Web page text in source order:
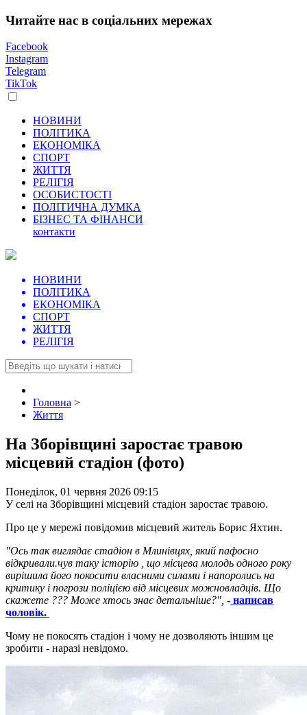
Читайте нас в соціальних мережах
Facebook
Instagram
Telegram
TikTok
НОВИНИ
ПОЛІТИКА
ЕКОНОМІКА
СПОРТ
ЖИТТЯ
РЕЛІГІЯ
ОСОБИСТОСТІ
ПОЛІТИЧНА ДУМКА
БІЗНЕС ТА ФІНАНСИ
контакти
НОВИНИ
ПОЛІТИКА
ЕКОНОМІКА
СПОРТ
ЖИТТЯ
РЕЛІГІЯ
Головна >
Життя
На Зборівщині заростає травою
місцевий стадіон (фото)
Понеділок, 01 червня 2026 09:15
У селі на Зборівщині місцевий стадіон заростає травою.
Про це у мережі повідомив місцевий житель Борис Яхтин.
"Ось так виглядає стадіон в Млинівцях, який пафосно
відкривали.чув таку історію , що місцева молодь одного року
вирішила його покосити власними силами і напоролись на
критику і погрози поліцією від місцевих можновладців. Що
скажете ??? Може хтось знає детальніше?", - написав
чоловік.
Чому не покосять стадіон і чому не дозволяють іншим це
зробити - наразі невідомо.